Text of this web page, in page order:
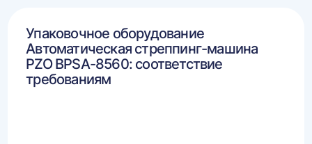
Упаковочное оборудование
Автоматическая стреппинг-машина
PZO BPSA-8560: соответствие
требованиям